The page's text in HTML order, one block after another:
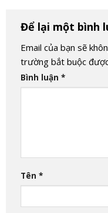
Để lại một bình
Email của bạn sẽ
trường bắt buộc
Bình luận *
Tên *